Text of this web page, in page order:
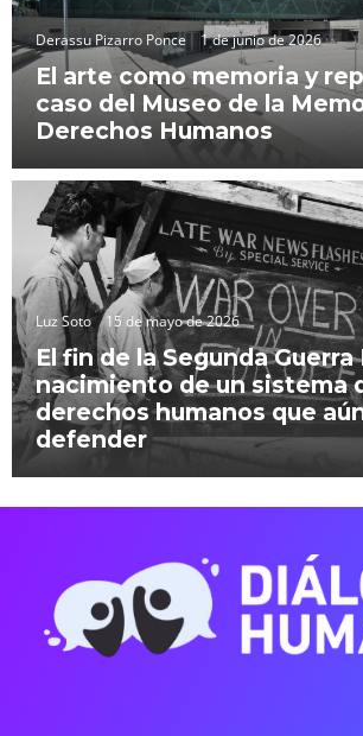
Derassu Pizarro Ponce 1 de junio de 2026
El arte como memoria y
caso del Museo de la
Derechos Humanos
Luz Soto 15 de mayo de 2026
El fin de la Segunda
nacimiento de un sistema
derechos humanos que
defender